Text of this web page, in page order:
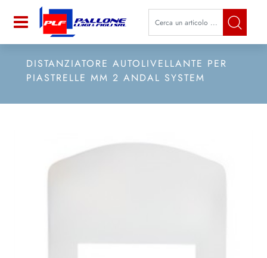
Open La modifica di un filtro
DISTANZIATORE AUTOLIVELLANTE PER
PIASTRELLE MM 2 ANDAL SYSTEM